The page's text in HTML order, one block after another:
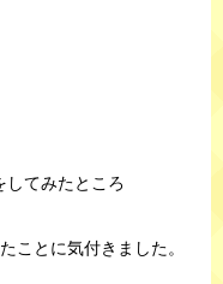
てみたところ
ことに気付きました。